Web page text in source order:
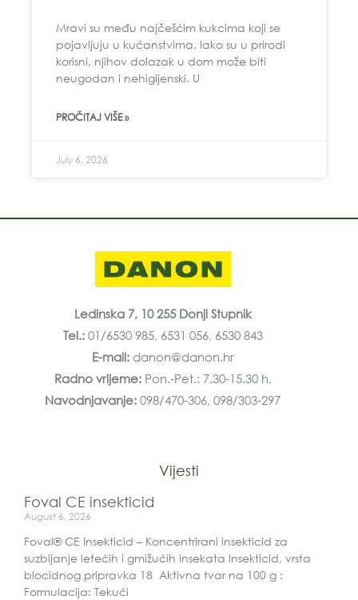
Mravi su među najčešćim kukcima koji se
pojavljuju u kućanstvima. Iako su u prirodi
korisni, njihov dolazak u dom može biti
neugodan i nehigijenski. U
PROČITAJ VIŠE »
July 6, 2026
Ledinska 7, 10 255 Donji Stupnik
Tel.:01/6530 985, 6531 056, 6530 843
E-mail:danon@danon.hr
Radno vrijeme: Pon.-Pet.: 7.30-15.30 h,
Navodnjavanje:098/470-306, 098/303-297
Vijesti
Foval CE insekticid
August 6, 2026
Foval® CE Insekticid – Koncentrirani insekticid za
suzbijanje letećih i gmižućih insekata Insekticid, vrsta
biocidnog pripravka 18 Aktivna tvar na 100 g :
Formulacija: Tekući